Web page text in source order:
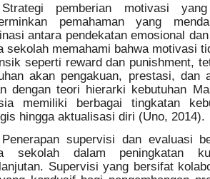
Strategi pemberian motivasi
pemahaman yang
antara pendekatan emosional
sekolah memahami bahwa motivasi
seperti reward dan punishment,
akan pengakuan, prestasi, dan
dengan teori hierarki kebutuhan
memiliki berbagai tingkatan
hingga aktualisasi diri (Uno, 2014).
Penerapan supervisi dan evaluasi
sekolah dalam peningkatan
Supervisi yang bersifat